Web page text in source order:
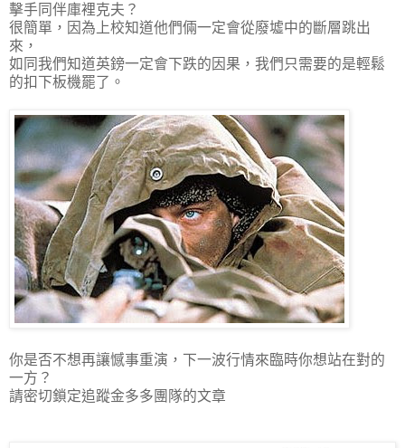
擊手同伴庫裡克夫？
很簡單，因為上校知道他們倆一定會從廢墟中的斷層跳出
來，
如同我們知道英鎊一定會下跌的因果，我們只需要的是輕鬆
的扣下板機罷了。
你是否不想再讓憾事重演，下一波行情來臨時你想站在對的
一方？
請密切鎖定追蹤金多多團隊的文章